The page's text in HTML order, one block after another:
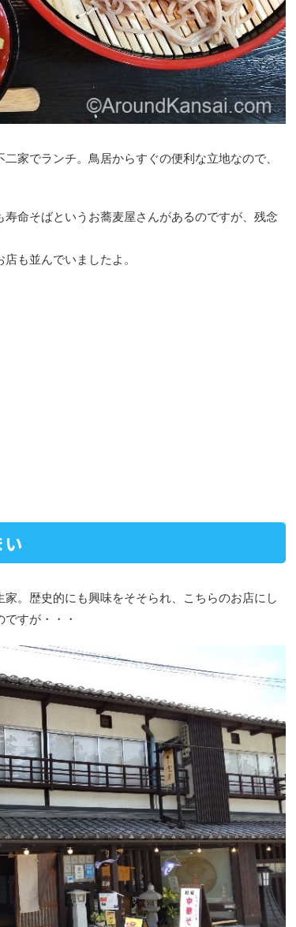
家でランチ。鳥居からすぐの便利な立地なので、
命そばというお蕎麦屋さんがあるのですが、残念
も並んでいましたよ。
。歴史的にも興味をそそられ、こちらのお店にし
すが・・・